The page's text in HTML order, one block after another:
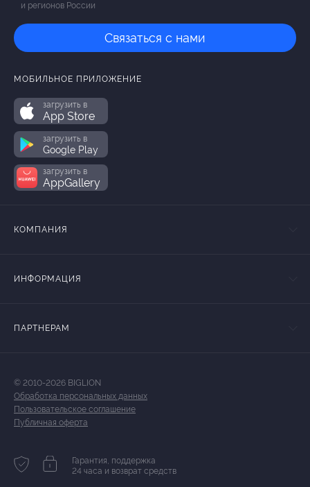
и регионов России
Связаться с нами
МОБИЛЬНОЕ ПРИЛОЖЕНИЕ
загрузить в
App Store
загрузить в
Google Play
загрузить в
AppGallery
КОМПАНИЯ
ИНФОРМАЦИЯ
ПАРТНЕРАМ
© 2010-2026 BIGLION
Обработка персональных данных
Пользовательское соглашение
Публичная оферта
Гарантия, поддержка
24 часа и возврат средств